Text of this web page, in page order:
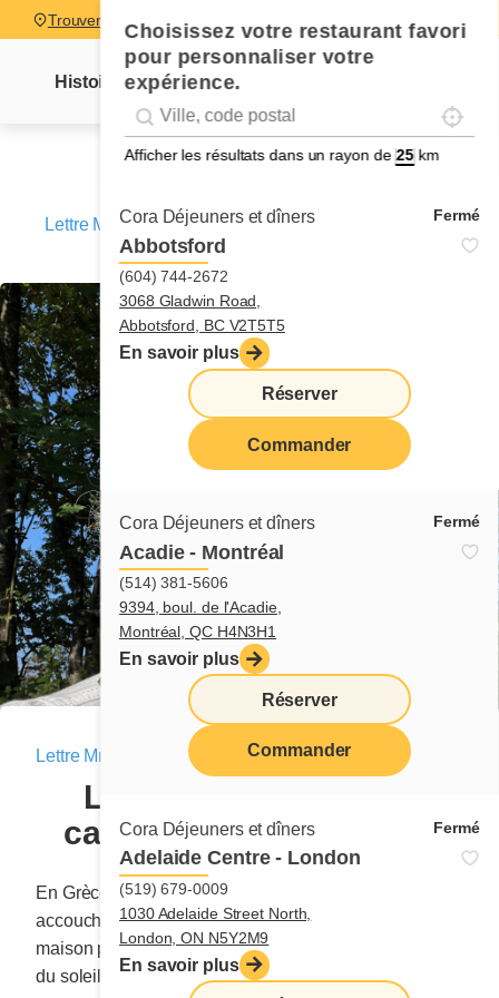
Choisissez votre restaurant favori
pour personnaliser votre
expérience.
Geolocation
Géolocalisation
Afficher les résultats dans un rayon de km
Cora Déjeuners et dîners Fermé
Abbotsford
(604) 744-2672
3068 Gladwin Road,
Abbotsford, BC V2T5T5
En savoir plus
Réserver
Commander
Cora Déjeuners et dîners Fermé
Acadie - Montréal
(514) 381-5606
9394, boul. de l'Acadie,
Montréal, QC H4N3H1
En savoir plus
Réserver
Commander
Cora Déjeuners et dîners Fermé
Adelaide Centre - London
(519) 679-0009
1030 Adelaide Street North,
London, ON N5Y2M9
En savoir plus
Trouver un restaurant
Histoire Lettre Mme Cora
Lettre Mme Cora/Le rêve du mari, mon cauchemar...
Chapitre 3
Lettre Mme Cora 22 septembre 2024
Le rêve du mari, mon
cauchemar... Chapitre 3
En Grèce, à cette époque (1972), lorsqu’une femme
accouchait, elle devait obligatoirement rester dans la
maison pendant 40 jours. Au quarante et unième lever
du soleil, elle devait aller présenter son enfant au